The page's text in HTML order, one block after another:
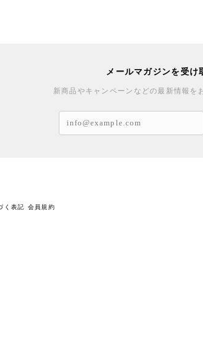
メールマガジンを受け
新商品やキャンペーンなどの最新情報を
く表記 会員規約